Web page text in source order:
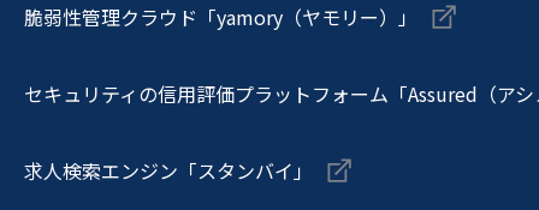
脆弱性管理クラウド「yamory（ヤモリー）」
セキュリティの信用評価プラットフォーム「Assured（ア
求人検索エンジン「スタンバイ」